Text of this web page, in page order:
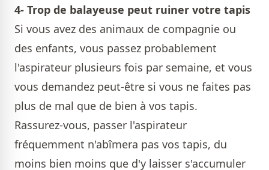
4- Trop de balayeuse peut ruiner votre tapis
Si vous avez des animaux de compagnie ou
des enfants, vous passez probablement
l'aspirateur plusieurs fois par semaine, et vous
vous demandez peut-être si vous ne faites pas
plus de mal que de bien à vos tapis.
Rassurez-vous, passer l'aspirateur
fréquemment n'abîmera pas vos tapis, du
moins bien moins que d'y laisser s'accumuler